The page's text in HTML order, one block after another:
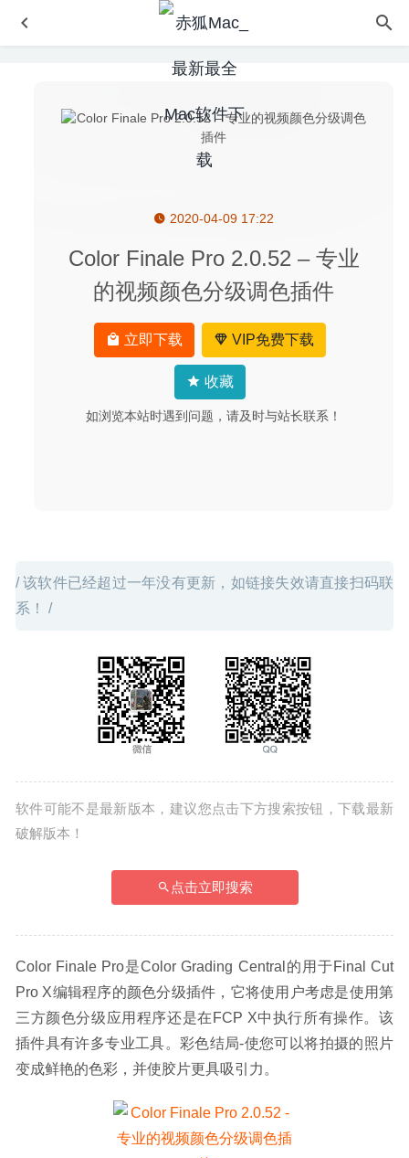
2020-04-09 17:22
Color Finale Pro 2.0.52 – 专业
的视频颜色分级调色插件
立即下载 VIP免费下载
收藏
如浏览本站时遇到问题，请及时与站长联系！
/ 该软件已经超过一年没有更新，如链接失效请直接扫码联
系！ /
软件可能不是最新版本，建议您点击下方搜索按钮，下载最新
破解版本！
点击立即搜索
Color Finale Pro是Color Grading Central的用于Final Cut
Pro X编辑程序的颜色分级插件，它将使用户考虑是使用第
三方颜色分级应用程序还是在FCP X中执行所有操作。该
插件具有许多专业工具。彩色结局-使您可以将拍摄的照片
变成鲜艳的色彩，并使胶片更具吸引力。
PullTube 1.4.9 中文版-非常好用的高颜值Youtube视频下载
Blocs 3.4.8 – 强大的可视化网页设计工具 2020-04-30
Movavi Slideshow Maker 6.6.0 中文版-视频编辑与格式转
2020-07-02
Logic Pro X 10.5.1 中文版-音乐处理制作软件 2020-06-13
Cisdem PDF Compressor 5.3.0-高效的 PDF 文件压缩工具